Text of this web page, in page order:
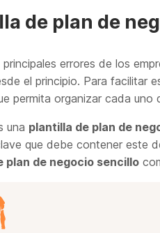
de plan de
errores de los
el principio. Para facilitar
permita organizar cada
una plantilla de plan de
que debe contener este
plan de negocio sencillo